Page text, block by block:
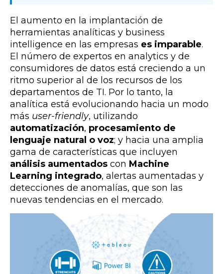
El aumento en la implantación de
herramientas analíticas y business
intelligence en las empresas es imparable.
El número de expertos en analytics y de
consumidores de datos está creciendo a un
ritmo superior al de los recursos de los
departamentos de TI. Por lo tanto, la
analítica está evolucionando hacia un modo
más user-friendly, utilizando
automatización, procesamiento de
lenguaje natural o voz; y hacia una amplia
gama de características que incluyen
análisis aumentados con Machine
Learning integrado, alertas aumentadas y
detecciones de anomalías, que son las
nuevas tendencias en el mercado.